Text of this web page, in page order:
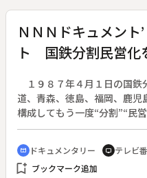
高橋さんは語る。
ＮＮＮドキュメン
ト 国鉄分割民営化
１９８７年４月１日の国鉄
道、青森、徳島、福岡、鹿
構成してもう一度“分割”“民
線廃止に伴う地域社会崩壊
関わる政治的思惑や問題点を
炭鉱や鐵鋼の不況に加えて新
の雇用問題を抱えることにな
cinematic_blur ドキュメンタリー tv テレビ
bookmark_add ブックマーク追加